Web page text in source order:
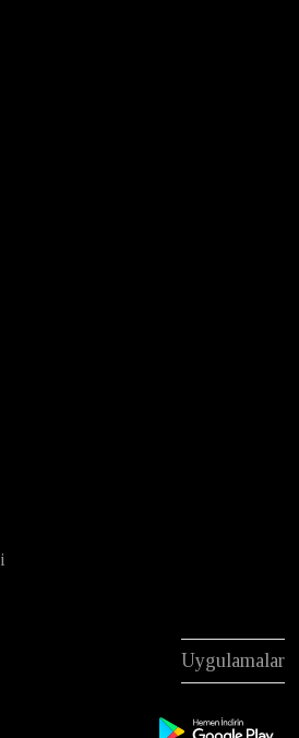
Uygulamalar